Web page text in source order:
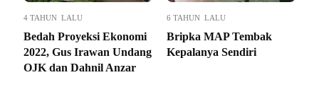
4 TAHUN LALU
Bedah Proyeksi Ekonomi
2022, Gus Irawan Undang
OJK dan Dahnil Anzar
6 TAHUN LALU
Bripka MAP Tembak
Kepalanya Sendiri